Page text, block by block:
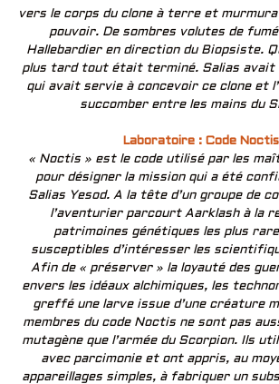
vers le corps du clone à terre et murmura
pouvoir. De sombres volutes de
Hallebardier en direction du Biopsiste.
plus tard tout était terminé. Salias avait
qui avait servie à concevoir ce clone et
succomber entre les mains du
Laboratoire : Code
« Noctis » est le code utilisé par les
pour désigner la mission qui a été
Salias Yesod. A la tête d’un groupe de
l’aventurier parcourt Aarklash à la
patrimoines génétiques les plus
susceptibles d’intéresser les
Afin de « préserver » la loyauté des
envers les idéaux alchimiques, les
greffé une larve issue d’une créature
membres du code Noctis ne sont pas
mutagène que l’armée du Scorpion. Ils
avec parcimonie et ont appris, au
appareillages simples, à fabriquer un